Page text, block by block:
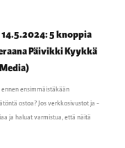
5 knoppia
Päivikki Kyykkä
ensimmäistäkään
ostoa? Jos verkkosivustot ja -
ja haluat varmistua, että näitä